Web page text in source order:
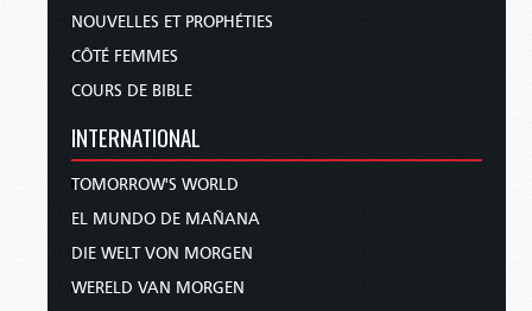
NOUVELLES ET PROPHÉTIES
CÔTÉ FEMMES
COURS DE BIBLE
INTERNATIONAL
TOMORROW'S WORLD
EL MUNDO DE MAÑANA
DIE WELT VON MORGEN
WERELD VAN MORGEN